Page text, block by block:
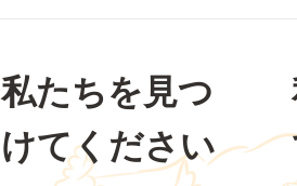
私たちを見つ
けてください